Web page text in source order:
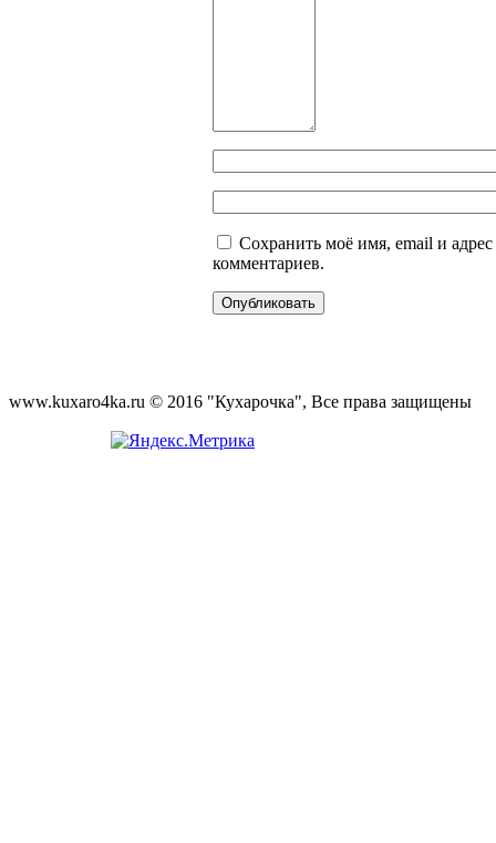
Сохранить моё имя, email и
комментариев.
www.kuxaro4ka.ru © 2016 "Кухарочка", Все права защищены